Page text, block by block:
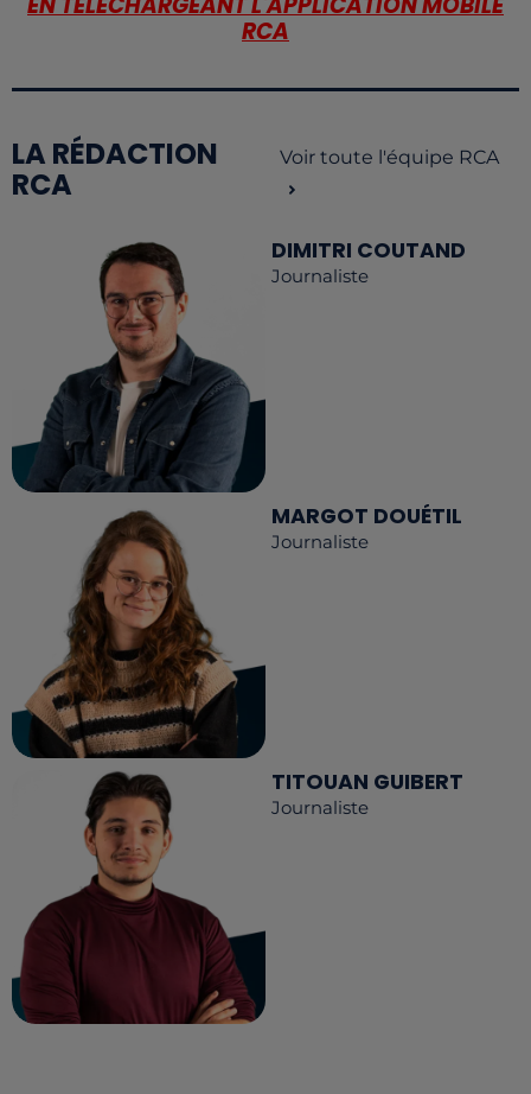
RCA
LA RÉDACTION
RCA
Voir toute l'équipe RCA
DIMITRI COUTAND
Journaliste
MARGOT DOUÉTIL
Journaliste
TITOUAN GUIBERT
Journaliste